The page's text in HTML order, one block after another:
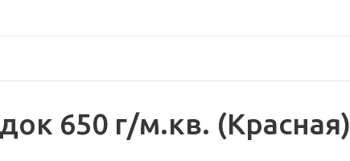
650 г/м.кв. (Красная)